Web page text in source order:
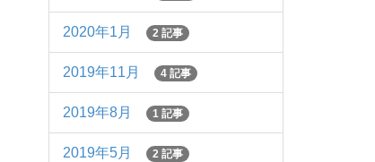
2020年1月 2 記事
2019年11月 4 記事
2019年8月 1 記事
2019年5月 2 記事